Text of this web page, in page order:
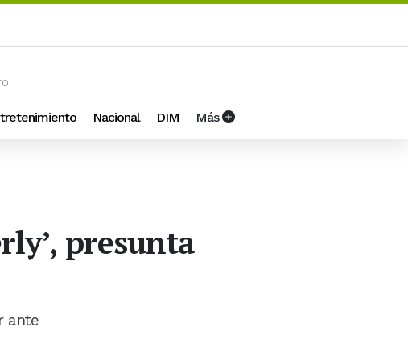
Nacional DIM Más
presunta
ante